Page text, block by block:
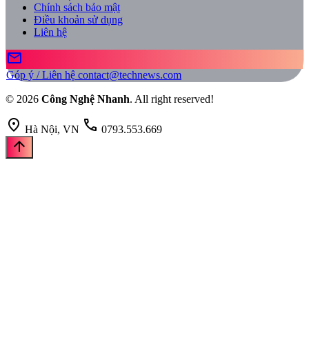
Chính sách bảo mật
Điều khoản sử dụng
Liên hệ
mail
Góp ý / Liên hệ contact@technews.com
© 2026 Công Nghệ Nhanh. All right reserved!
location_on Hà Nội, VN call 0793.553.669
arrow_upward